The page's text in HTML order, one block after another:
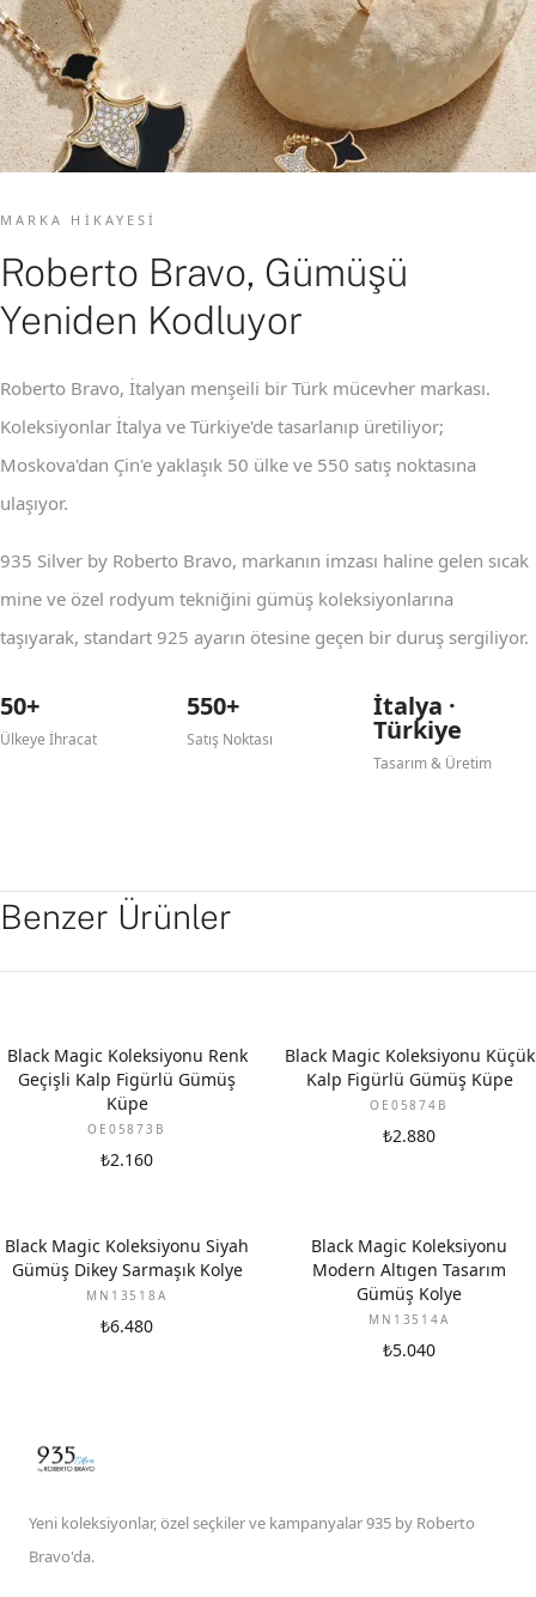
MARKA HIKAYESI
Roberto Bravo, Gümüşü
Yeniden Kodluyor
Roberto Bravo, İtalyan menşeili bir Türk mücevher markası.
Koleksiyonlar İtalya ve Türkiye'de tasarlanıp üretiliyor;
Moskova'dan Çin'e yaklaşık 50 ülke ve 550 satış noktasına
ulaşıyor.
935 Silver by Roberto Bravo, markanın imzası haline gelen sıcak
mine ve özel rodyum tekniğini gümüş koleksiyonlarına
taşıyarak, standart 925 ayarın ötesine geçen bir duruş sergiliyor.
50+
Ülkeye İhracat
550+
Satış Noktası
İtalya ·
Türkiye
Tasarım & Üretim
Benzer Ürünler
Black Magic Koleksiyonu Renk
Geçişli Kalp Figürlü Gümüş
Küpe
OE05873B
₺2.160
Black Magic Koleksiyonu Küçük
Kalp Figürlü Gümüş Küpe
OE05874B
₺2.880
Black Magic Koleksiyonu Siyah
Gümüş Dikey Sarmaşık Kolye
MN13518A
₺6.480
Black Magic Koleksiyonu
Modern Altıgen Tasarım
Gümüş Kolye
MN13514A
₺5.040
Yeni koleksiyonlar, özel seçkiler ve kampanyalar 935 by Roberto
Bravo'da.